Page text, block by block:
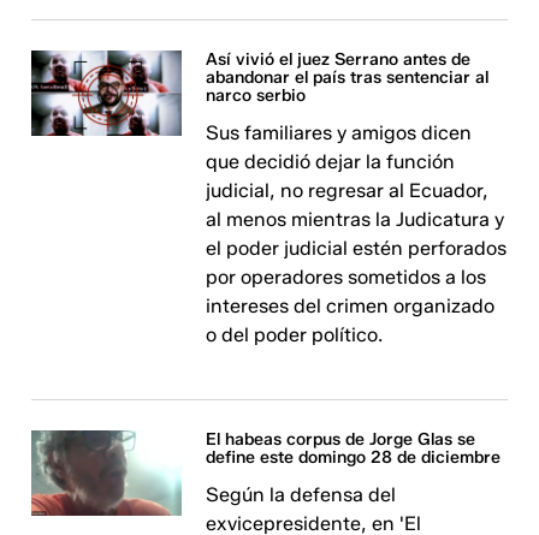
Así vivió el juez Serrano antes de
abandonar el país tras sentenciar al
narco serbio
Sus familiares y amigos dicen
que decidió dejar la función
judicial, no regresar al Ecuador,
al menos mientras la Judicatura y
el poder judicial estén perforados
por operadores sometidos a los
intereses del crimen organizado
o del poder político.
El habeas corpus de Jorge Glas se
define este domingo 28 de diciembre
Según la defensa del
exvicepresidente, en 'El